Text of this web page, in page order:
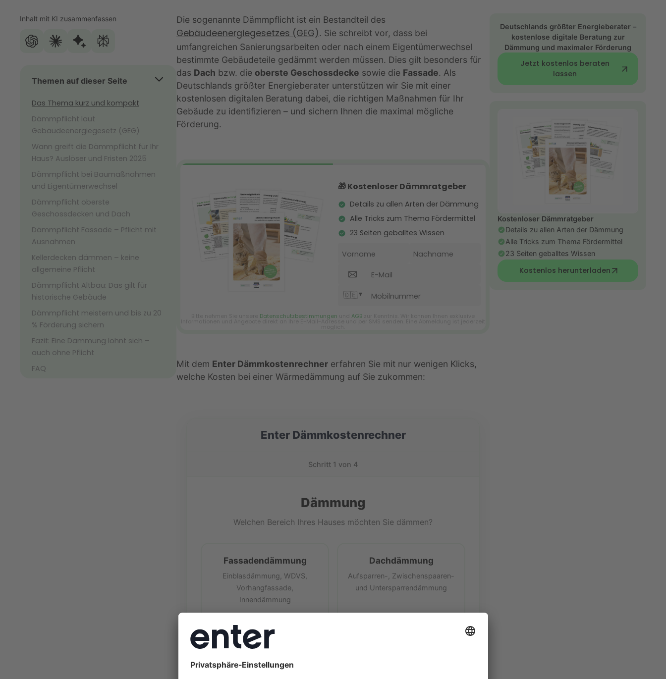
Inhalt mit KI zusammenfassen
Themen auf dieser Seite
Das Thema kurz und kompakt
Dämmpflicht laut
Gebäudeenergiegesetz (GEG)
Wann greift die Dämmpflicht für Ihr
Haus? Auslöser und Fristen 2025
Dämmpflicht bei Baumaßnahmen
und Eigentümerwechsel
Dämmpflicht oberste
Geschossdecken und Dach
Dämmpflicht Fassade – Pflicht mit
Ausnahmen
Kellerdecken dämmen – keine
allgemeine Pflicht
Dämmpflicht Altbau: Das gilt für
historische Gebäude
Dämmpflicht meistern und bis zu 20
% Förderung sichern
Fazit: Eine Dämmung lohnt sich –
auch ohne Pflicht
FAQ
Die sogenannte Dämmpflicht ist ein Bestandteil des
Gebäudeenergiegesetzes (GEG). Sie schreibt vor, dass bei
umfangreichen Sanierungsarbeiten oder nach einem Eigentümerwechsel
bestimmte Gebäudeteile gedämmt werden müssen. Dies gilt besonders für
das Dach bzw. die oberste Geschossdecke sowie die Fassade. Als
Deutschlands größter Energieberater unterstützen wir Sie mit einer
kostenlosen digitalen Beratung dabei, die richtigen Maßnahmen für Ihr
Gebäude zu identifizieren – und sichern Ihnen die maximal mögliche
Förderung.
Mit dem Enter Dämmkostenrechner erfahren Sie mit nur wenigen Klicks,
welche Kosten bei einer Wärmedämmung auf Sie zukommen:
Enter Dämmkostenrechner
Schritt 1 von 4
Dämmung
Welchen Bereich Ihres Hauses möchten Sie dämmen?
Fassadendämmung
Einblasdämmung, WDVS,
Vorhangfassade,
Innendämmung
Dachdämmung
Aufsparren-, Zwischenspaaren-
und Untersparrendämmung
Kellerdämmung
Kellerdeckendämmung oder
Deutschlands größter Energieberater –
kostenlose digitale Beratung zur
Dämmung und maximaler Förderung
Jetzt kostenlos beraten
lassen
Kostenloser Dämmratgeber
Details zu allen Arten der Dämmung
Alle Tricks zum Thema Fördermittel
23 Seiten geballtes Wissen
Kostenlos herunterladen